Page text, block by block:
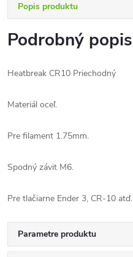
Popis produktu
Podrobný popis
Heatbreak CR10 Priechodný
Materiál oceľ.
Pre filament 1.75mm.
Spodný závit M6.
Pre tlačiarne Ender 3, CR-10 atď.
Parametre produktu